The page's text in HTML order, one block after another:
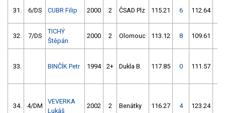
31. 6/DS CUBR Filip 2000 2 ČSAD Plz 115.21 6 112.64
32. 7/DS
TICHÝ
Štěpán
2000 2 Olomouc 113.12 8 109.61
33. BINČÍK Petr 1994 2+ Dukla B. 117.85 0 111.57
34. 4/DM
VEVERKA
Lukáš
2002 2 Benátky 116.27 4 123.24